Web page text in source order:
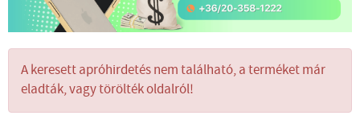
A keresett apróhirdetés nem található, a terméket már
eladták, vagy törölték oldalról!